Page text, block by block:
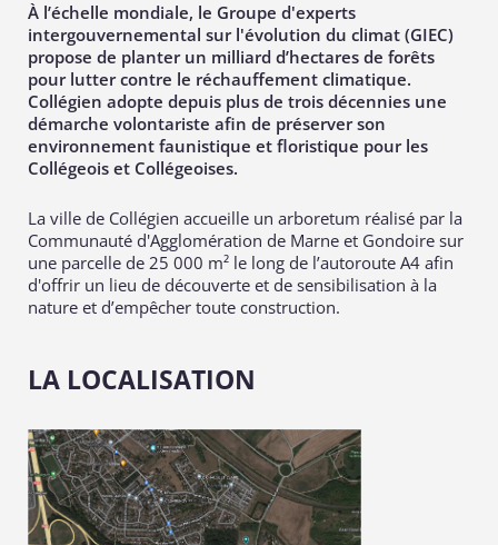
À l’échelle mondiale, le Groupe d'experts
intergouvernemental sur l'évolution du climat (GIEC)
propose de planter un milliard d’hectares de forêts
pour lutter contre le réchauffement climatique.
Collégien adopte depuis plus de trois décennies une
démarche volontariste afin de préserver son
environnement faunistique et floristique pour les
Collégeois et Collégeoises.
La ville de Collégien accueille un arboretum réalisé par la
Communauté d'Agglomération de Marne et Gondoire sur
une parcelle de 25 000 m² le long de l’autoroute A4 afin
d'offrir un lieu de découverte et de sensibilisation à la
nature et d’empêcher toute construction.
LA LOCALISATION